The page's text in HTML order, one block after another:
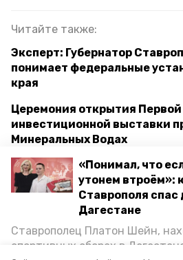
«Понимал, что
утонем втроём»:
Ставрополя спас
Дагестане
Ставрополец Платон Шейн,
спортивных сборах в
Читайте также:
Эксперт: Губернатор
понимает федеральные
края
Церемония открытия
инвестиционной выставки
Минеральных Водах
михаил мишустин
губернатор владимир владимиров
ставропольский край